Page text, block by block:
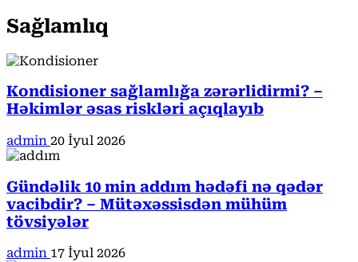
Sağlamlıq
Kondisioner sağlamlığa zərərlidirmi? –
Həkimlər əsas riskləri açıqlayıb
admin 20 İyul 2026
Gündəlik 10 min addım hədəfi nə qədər
vacibdir? – Mütəxəssisdən mühüm
tövsiyələr
admin 17 İyul 2026